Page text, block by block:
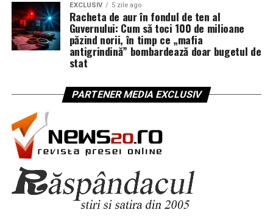
EXCLUSIV 5 zile ago
Racheta de aur în fondul de ten al
Guvernului: Cum să toci 100 de milioane
păzind norii, în timp ce „mafia
antigrindină” bombardează doar bugetul de
stat
PARTENER MEDIA EXCLUSIV